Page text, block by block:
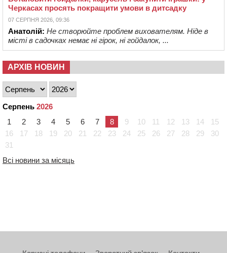
Черкасах просять покращити умови в дитсадку
07 СЕРПНЯ 2026, 09:36
Анатолій: Не створюйте проблем вихователям. Ніде в
місті в садочках немає ні гірок, ні гойдалок, ...
АРХІВ НОВИН
Серпень 2026
1
2 3 4 5 6 7 8 9 10 11 12 13 14
15
16
17 18 19 20 21 22 23 24 25 26 27 28 29
30
31
Всі новини за місяць